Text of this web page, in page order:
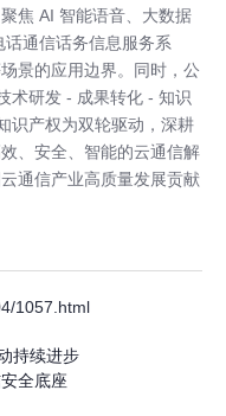
焦 AI 智能语音、大数据
通信话务信息服务系
景的应用边界。同时，公
术研发 - 成果转化 - 知识
识产权为双轮驱动，深耕
、安全、智能的云通信解
通信产业高质量发展贡献
1057.html
持续进步
全底座